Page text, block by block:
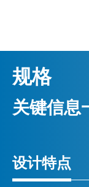
规格
关键信息
设计特点